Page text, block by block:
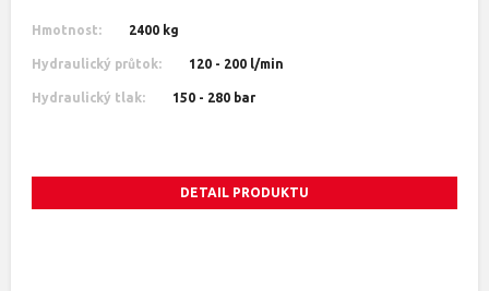
Hmotnost: 2400 kg
Hydraulický průtok: 120 - 200 l/min
Hydraulický tlak: 150 - 280 bar
DETAIL PRODUKTU